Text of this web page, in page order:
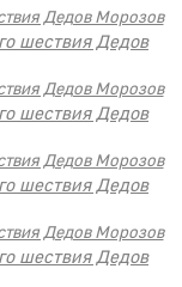
шествия Дедов
шествия Дедов
шествия Дедов
шествия Дедов